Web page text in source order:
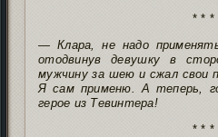
* * *
— Клара, не надо
отодвинув девушку в
мужчину за шею и сжал свои
Я сам применю. А теперь,
герое из Тевинтера!
* * *